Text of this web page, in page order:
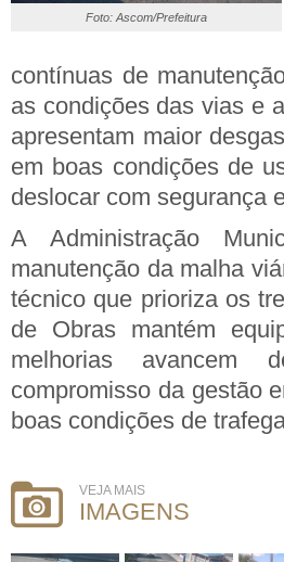
Foto: Ascom/Prefeitura
contínuas de
as condições das vias e
apresentam maior
em boas condições de
deslocar com segurança
A Administração
manutenção da malha
técnico que prioriza os
de Obras mantém
melhorias avancem
compromisso da gestão
boas condições de
VEJA MAIS
IMAGENS